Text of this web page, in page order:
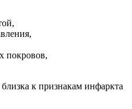
покровов,
к признакам инфаркта